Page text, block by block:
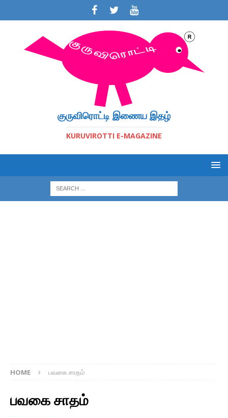
குருவிரொட்டி இணைய இதழ்
KURUVIROTTI E-MAGAZINE
HOME பவகை சாதம்
பவகை சாதம்